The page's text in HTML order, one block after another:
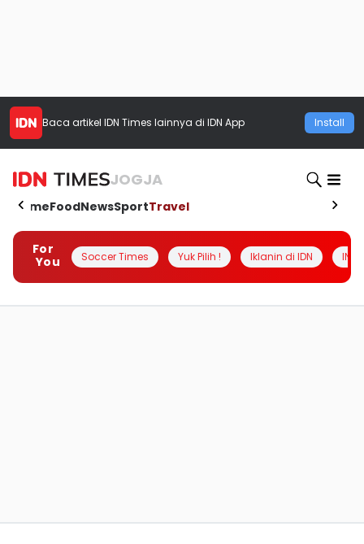
Baca artikel IDN Times lainnya di IDN App Install
JOGJA
HomeFoodNewsSportTravel
For
You
Soccer Times Yuk Pilih ! Iklanin di IDN